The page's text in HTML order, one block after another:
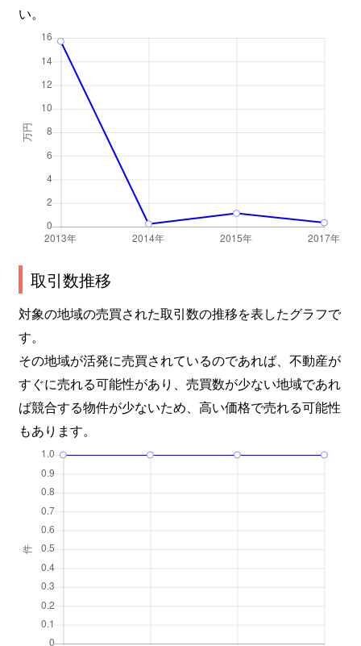
い。
取引数推移
対象の地域の売買された取引数の推移を表したグラフで
す。
その地域が活発に売買されているのであれば、不動産が
すぐに売れる可能性があり、売買数が少ない地域であれ
ば競合する物件が少ないため、高い価格で売れる可能性
もあります。